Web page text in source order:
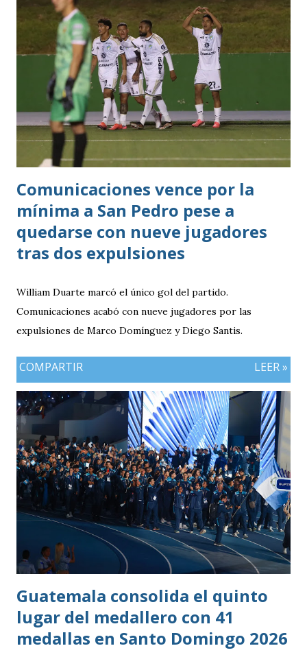
Comunicaciones vence por la
mínima a San Pedro pese a
quedarse con nueve jugadores
tras dos expulsiones
William Duarte marcó el único gol del partido.
Comunicaciones acabó con nueve jugadores por las
expulsiones de Marco Domínguez y Diego Santis.
COMPARTIR LEER »
Guatemala consolida el quinto
lugar del medallero con 41
medallas en Santo Domingo 2026